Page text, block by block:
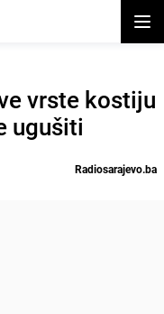
vrste kostiju
ugušiti
Radiosarajevo.ba